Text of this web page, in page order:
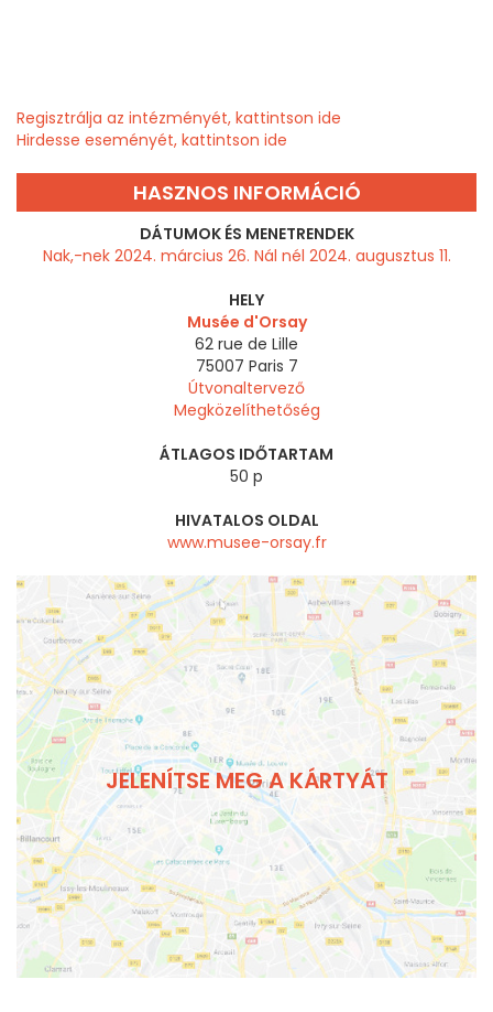
Regisztrálja az intézményét, kattintson ide
Hirdesse eseményét, kattintson ide
HASZNOS INFORMÁCIÓ
DÁTUMOK ÉS MENETRENDEK
Nak,-nek 2024. március 26. Nál nél 2024. augusztus 11.
HELY
Musée d'Orsay
62 rue de Lille
75007 Paris 7
Útvonaltervező
Megközelíthetőség
ÁTLAGOS IDŐTARTAM
50 p
HIVATALOS OLDAL
www.musee-orsay.fr
JELENÍTSE MEG A KÁRTYÁT